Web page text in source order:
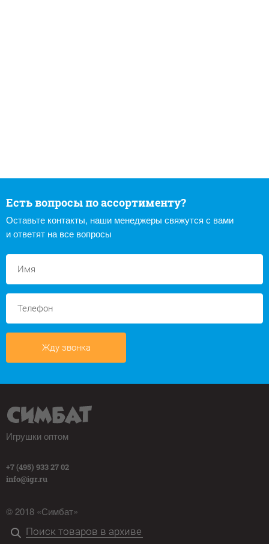
Есть вопросы по ассортименту?
Оставьте контакты, наши менеджеры свяжутся с вами
и ответят на все вопросы
Жду звонка
Игрушки оптом
+7 (495) 933 27 02
info@igr.ru
© 2018 «Симбат»